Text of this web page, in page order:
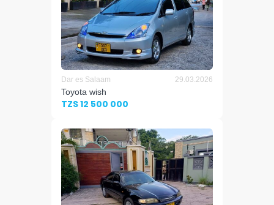
Dar es Salaam 29.03.2026
Toyota wish
TZS 12 500 000